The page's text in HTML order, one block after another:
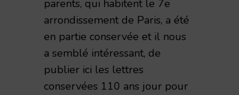
parents, qui habitent le 7e
arrondissement de Paris, a été
en partie conservée et il nous
a semblé intéressant, de
publier ici les lettres
conservées 110 ans jour pour